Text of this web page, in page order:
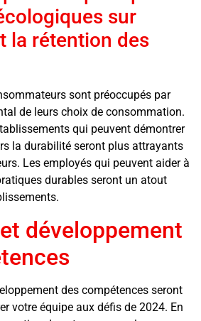
sur
la rétention des
sont préoccupés par
de leurs choix de consommation.
qui peuvent démontrer
la durabilité seront plus attrayants
Les employés qui peuvent aider à
durables seront un atout
développement
des compétences seront
votre équipe aux défis de 2024. En